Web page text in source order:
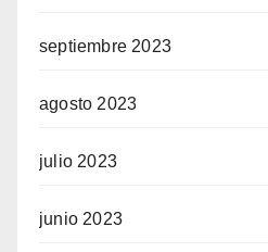
septiembre 2023
agosto 2023
julio 2023
junio 2023